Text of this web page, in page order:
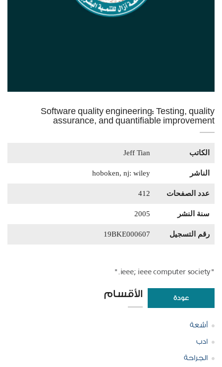
Software quality engineering: Testing, quality
assurance, and quantifiable improvement
الكاتب Jeff Tian
الناشر hoboken, nj: wiley
عدد الصفحات 412
سنة النشر 2005
رقم التسجيل 19BKE000607
"ieee; ieee computer society."
عودة الأقسام
أشعة
ادب
الجراحة